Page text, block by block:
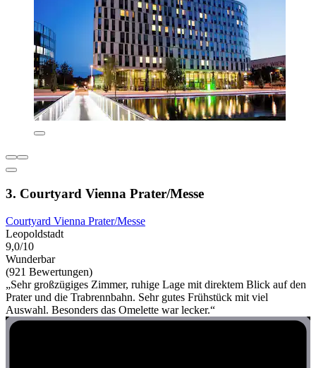
3. Courtyard Vienna Prater/Messe
Courtyard Vienna Prater/Messe
Leopoldstadt
9,0/10
Wunderbar
(921 Bewertungen)
„Sehr großzügiges Zimmer, ruhige Lage mit direktem Blick auf den
Prater und die Trabrennbahn. Sehr gutes Frühstück mit viel
Auswahl. Besonders das Omelette war lecker.“